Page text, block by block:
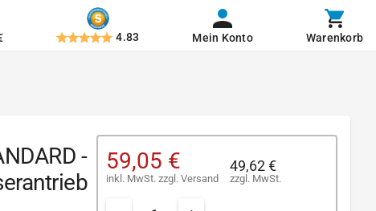
4.83 Mein Konto Warenkorb
-
59,05 €
inkl. MwSt. zzgl. Versand
49,62 €
zzgl. MwSt.